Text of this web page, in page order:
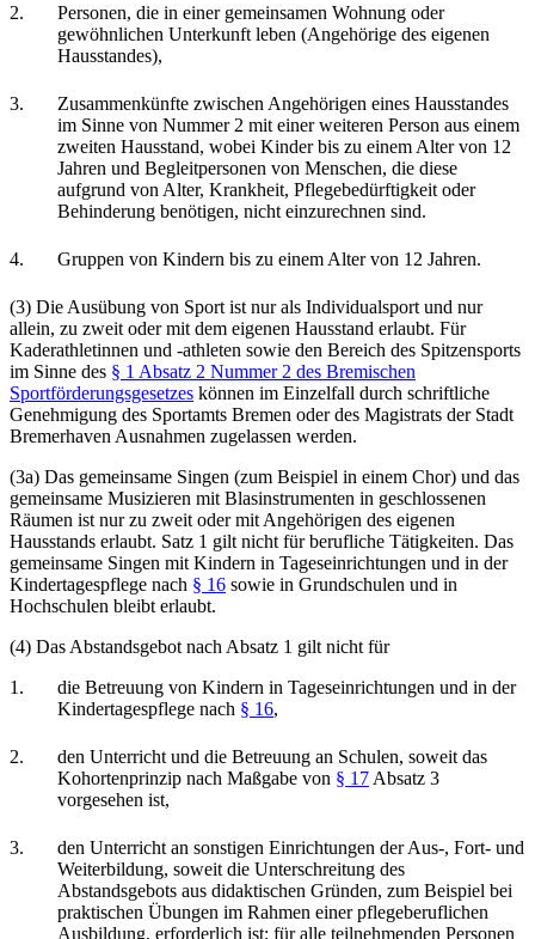
2.
Personen, die in einer gemeinsamen Wohnung oder
gewöhnlichen Unterkunft leben (Angehörige des eigenen
Hausstandes),
3.
Zusammenkünfte zwischen Angehörigen eines Hausstandes
im Sinne von Nummer 2 mit einer weiteren Person aus einem
zweiten Hausstand, wobei Kinder bis zu einem Alter von 12
Jahren und Begleitpersonen von Menschen, die diese
aufgrund von Alter, Krankheit, Pflegebedürftigkeit oder
Behinderung benötigen, nicht einzurechnen sind.
4. Gruppen von Kindern bis zu einem Alter von 12 Jahren.
(3) Die Ausübung von Sport ist nur als Individualsport und nur
allein, zu zweit oder mit dem eigenen Hausstand erlaubt. Für
Kaderathletinnen und -athleten sowie den Bereich des Spitzensports
im Sinne des § 1 Absatz 2 Nummer 2 des Bremischen
Sportförderungsgesetzes können im Einzelfall durch schriftliche
Genehmigung des Sportamts Bremen oder des Magistrats der Stadt
Bremerhaven Ausnahmen zugelassen werden.
(3a) Das gemeinsame Singen (zum Beispiel in einem Chor) und das
gemeinsame Musizieren mit Blasinstrumenten in geschlossenen
Räumen ist nur zu zweit oder mit Angehörigen des eigenen
Hausstands erlaubt. Satz 1 gilt nicht für berufliche Tätigkeiten. Das
gemeinsame Singen mit Kindern in Tageseinrichtungen und in der
Kindertagespflege nach § 16 sowie in Grundschulen und in
Hochschulen bleibt erlaubt.
(4) Das Abstandsgebot nach Absatz 1 gilt nicht für
1.
die Betreuung von Kindern in Tageseinrichtungen und in der
Kindertagespflege nach § 16,
2.
den Unterricht und die Betreuung an Schulen, soweit das
Kohortenprinzip nach Maßgabe von § 17 Absatz 3
vorgesehen ist,
3.
den Unterricht an sonstigen Einrichtungen der Aus-, Fort- und
Weiterbildung, soweit die Unterschreitung des
Abstandsgebots aus didaktischen Gründen, zum Beispiel bei
praktischen Übungen im Rahmen einer pflegeberuflichen
Ausbildung, erforderlich ist; für alle teilnehmenden Personen